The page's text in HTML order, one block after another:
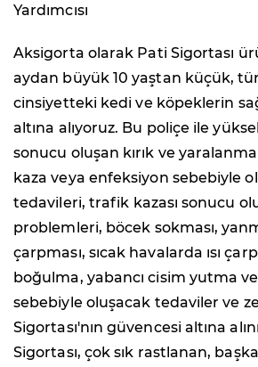
Yardımcısı
Aksigorta olarak Pati Sigortası
aydan büyük 10 yaştan küçük,
cinsiyetteki kedi ve köpeklerin
altına alıyoruz. Bu poliçe ile
sonucu oluşan kırık ve
kaza veya enfeksiyon sebebiyle
tedavileri, trafik kazası sonucu
problemleri, böcek sokması,
çarpması, sıcak havalarda ısı
boğulma, yabancı cisim yutma
sebebiyle oluşacak tedaviler ve
Sigortası'nın güvencesi altına
Sigortası, çok sık rastlanan,